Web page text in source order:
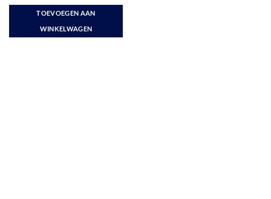
was:
€ 129,68.
is:
€ 97,95.
TOEVOEGEN AAN
WINKELWAGEN